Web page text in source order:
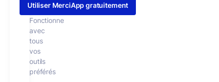
Utiliser MerciApp gratuitement
Fonctionne
avec
tous
vos
outils
préférés